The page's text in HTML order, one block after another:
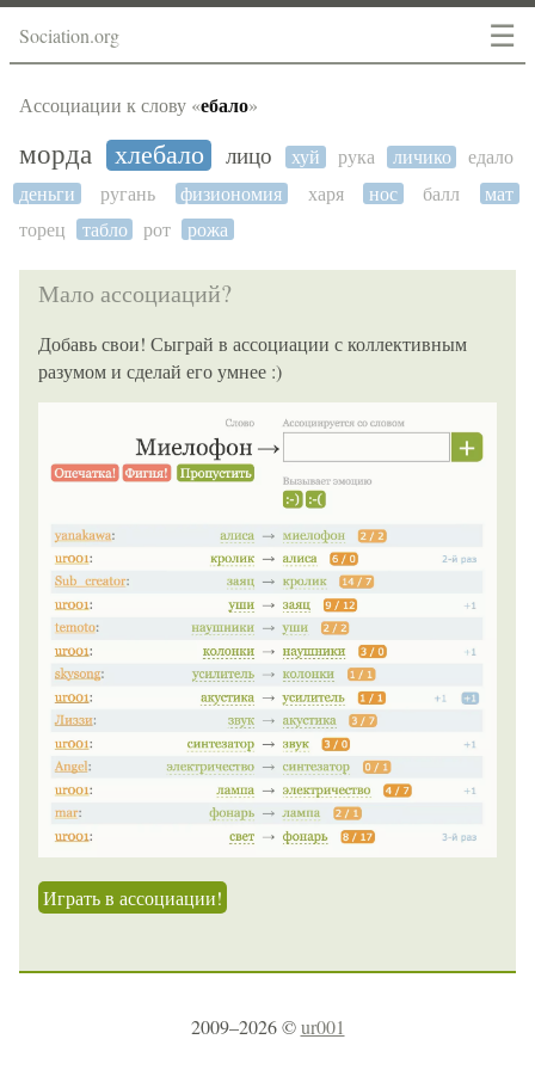
☰
Sociation.org
Ассоциации к слову «ебало»
морда хлебало лицо хуй рука личико
едало
деньги
ругань физиономия харя нос балл
мат
торец
табло рот рожа
Мало ассоциаций?
Добавь свои! Сыграй в ассоциации с коллективным
разумом и сделай его умнее :)
Играть в ассоциации!
2009–2026 ©ur001